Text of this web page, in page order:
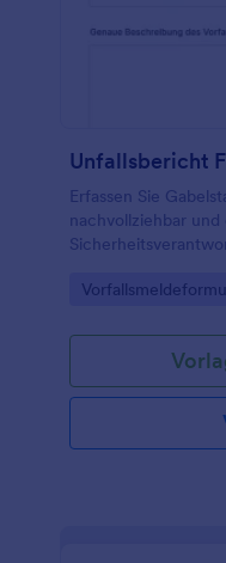
Erfassen Sie
nachvollziehbar
mit Jotform zentral
Go to Category: